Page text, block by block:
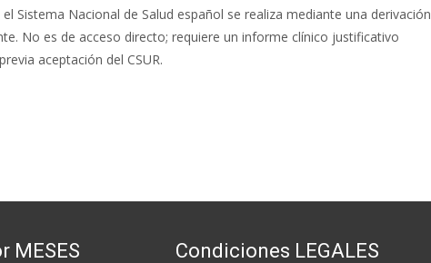
Sistema Nacional de Salud español se realiza mediante una derivación
No es de acceso directo; requiere un informe clínico justificativo
aceptación del CSUR.
MESES Condiciones LEGALES